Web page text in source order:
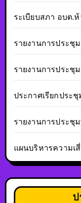
ระเบียบสภา อบต.
รายงานการประชุ
รายงานการประชุ
ประกาศเรียกประ
รายงานการประชุ
แผนบริหารความเ